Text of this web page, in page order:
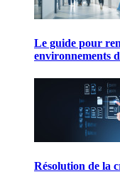
Le guide pour
environnements
Résolution de la